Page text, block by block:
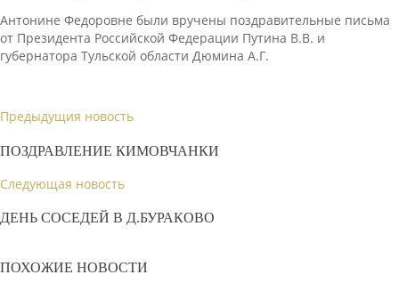
Антонине Федоровне были вручены поздравительные письма
от Президента Российской Федерации Путина В.В. и
губернатора Тульской области Дюмина А.Г.
Предыдущия новость
ПОЗДРАВЛЕНИЕ КИМОВЧАНКИ
Следующая новость
ДЕНЬ СОСЕДЕЙ В Д.БУРАКОВО
ПОХОЖИЕ НОВОСТИ